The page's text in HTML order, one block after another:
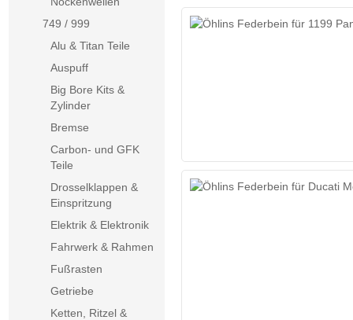
749 / 999
Alu & Titan Teile
Auspuff
Big Bore Kits &
Zylinder
Bremse
Carbon- und GFK
Teile
Drosselklappen &
Einspritzung
Elektrik & Elektronik
Fahrwerk & Rahmen
Fußrasten
Getriebe
Ketten, Ritzel &